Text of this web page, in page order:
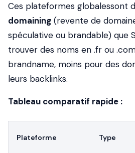
Ces plateformes globalessont
domaining (revente de
spéculative ou brandable) que
trouver des noms en .fr ou
brandname, moins pour des
leurs backlinks.
Tableau comparatif rapide :
Plateforme Type